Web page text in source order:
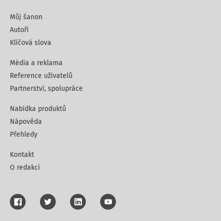
Můj šanon
Autoři
Klíčová slova
Média a reklama
Reference uživatelů
Partnerství, spolupráce
Nabídka produktů
Nápověda
Přehledy
Kontakt
O redakci